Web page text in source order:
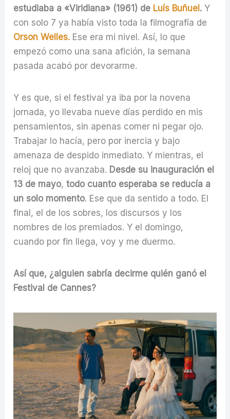
estudiaba a «Viridiana» (1961) de Luís Buñuel . Y
con solo 7 ya había visto toda la filmografía de
Orson Welles. Ese era mi nivel. Así, lo que
empezó como una sana afición, la semana
pasada acabó por devorarme.
Y es que, si el festival ya iba por la novena
jornada, yo llevaba nueve días perdido en mis
pensamientos, sin apenas comer ni pegar ojo.
Trabajar lo hacía, pero por inercia y bajo
amenaza de despido inmediato. Y mientras, el
reloj que no avanzaba. Desde su inauguración el
13 de mayo,todo cuanto esperaba se reducía a
un solo momento. Ese que da sentido a todo. El
final, el de los sobres, los discursos y los
nombres de los premiados. Y el domingo,
cuando por fin llega, voy y me duermo.
Así que, ¿alguien sabría decirme quién ganó el
Festival de Cannes?